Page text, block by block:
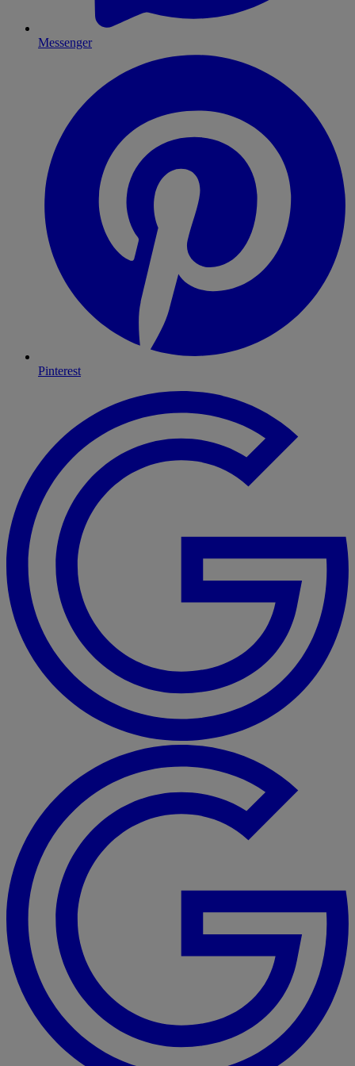
Messenger
Pinterest